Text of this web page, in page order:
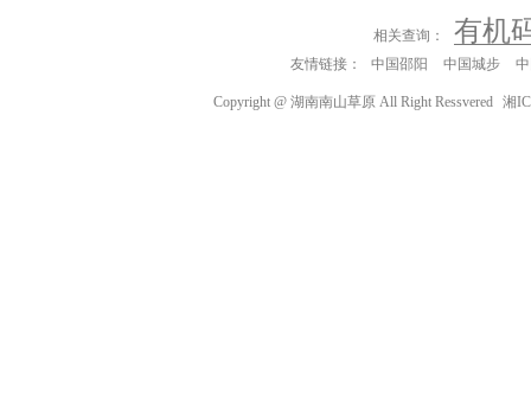
相关查询： 有机
友情链接： 中国邵阳 中国城步
Copyright @ 湖南南山草原 All Right Ressvered 湘